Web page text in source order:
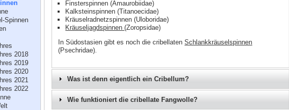
Spinnen
2018
2019
2020
2021
2022
Finsterspinnen (Amaurobiidae)
Kalksteinspinnen (Titanoecidae)
Kräuselradnetzspinnen (Uloboridae)
Kräuseljagdspinnen(Zoropsidae)
In Südostasien gibt es noch die cribellatenSchlankkräuselspinnen
(Psechridae).
Was ist denn eigentlich ein Cribellum?
Wie funktioniert die cribellate Fangwolle?